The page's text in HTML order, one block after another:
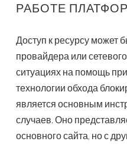
РАБОТЕ
Доступ к ресурсу может
провайдера или
ситуациях на помощь
технологии обхода
является основным
случаев. Оно
основного сайта, но с